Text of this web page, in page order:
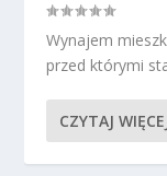
Wynajem
przed którymi
CZYTAJ